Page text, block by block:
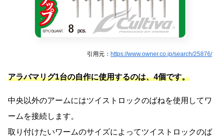
引用元： https://www.owner.co.jp/search/25876/
アラバマリグ1台の自作に使用するのは、4個です。
中央以外のアームにはツイストロックのばねを使用してワ
ームを接続します。
取り付けたいワームのサイズによってツイストロックのば